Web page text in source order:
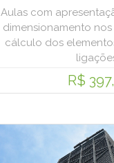
Aulas com
dimensionamento
cálculo dos
R$